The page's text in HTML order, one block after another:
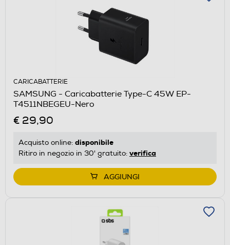
CARICABATTERIE
SAMSUNG - Caricabatterie Type-C 45W EP-
T4511NBEGEU-Nero
€ 29,90
Acquisto online: disponibile
Ritiro in negozio in 30' gratuito: verifica
AGGIUNGI